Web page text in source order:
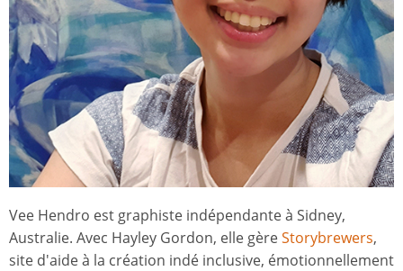
Vee Hendro est graphiste indépendante à Sidney,
Australie. Avec Hayley Gordon, elle gèreStorybrewers,
site d'aide à la création indé inclusive, émotionnellement